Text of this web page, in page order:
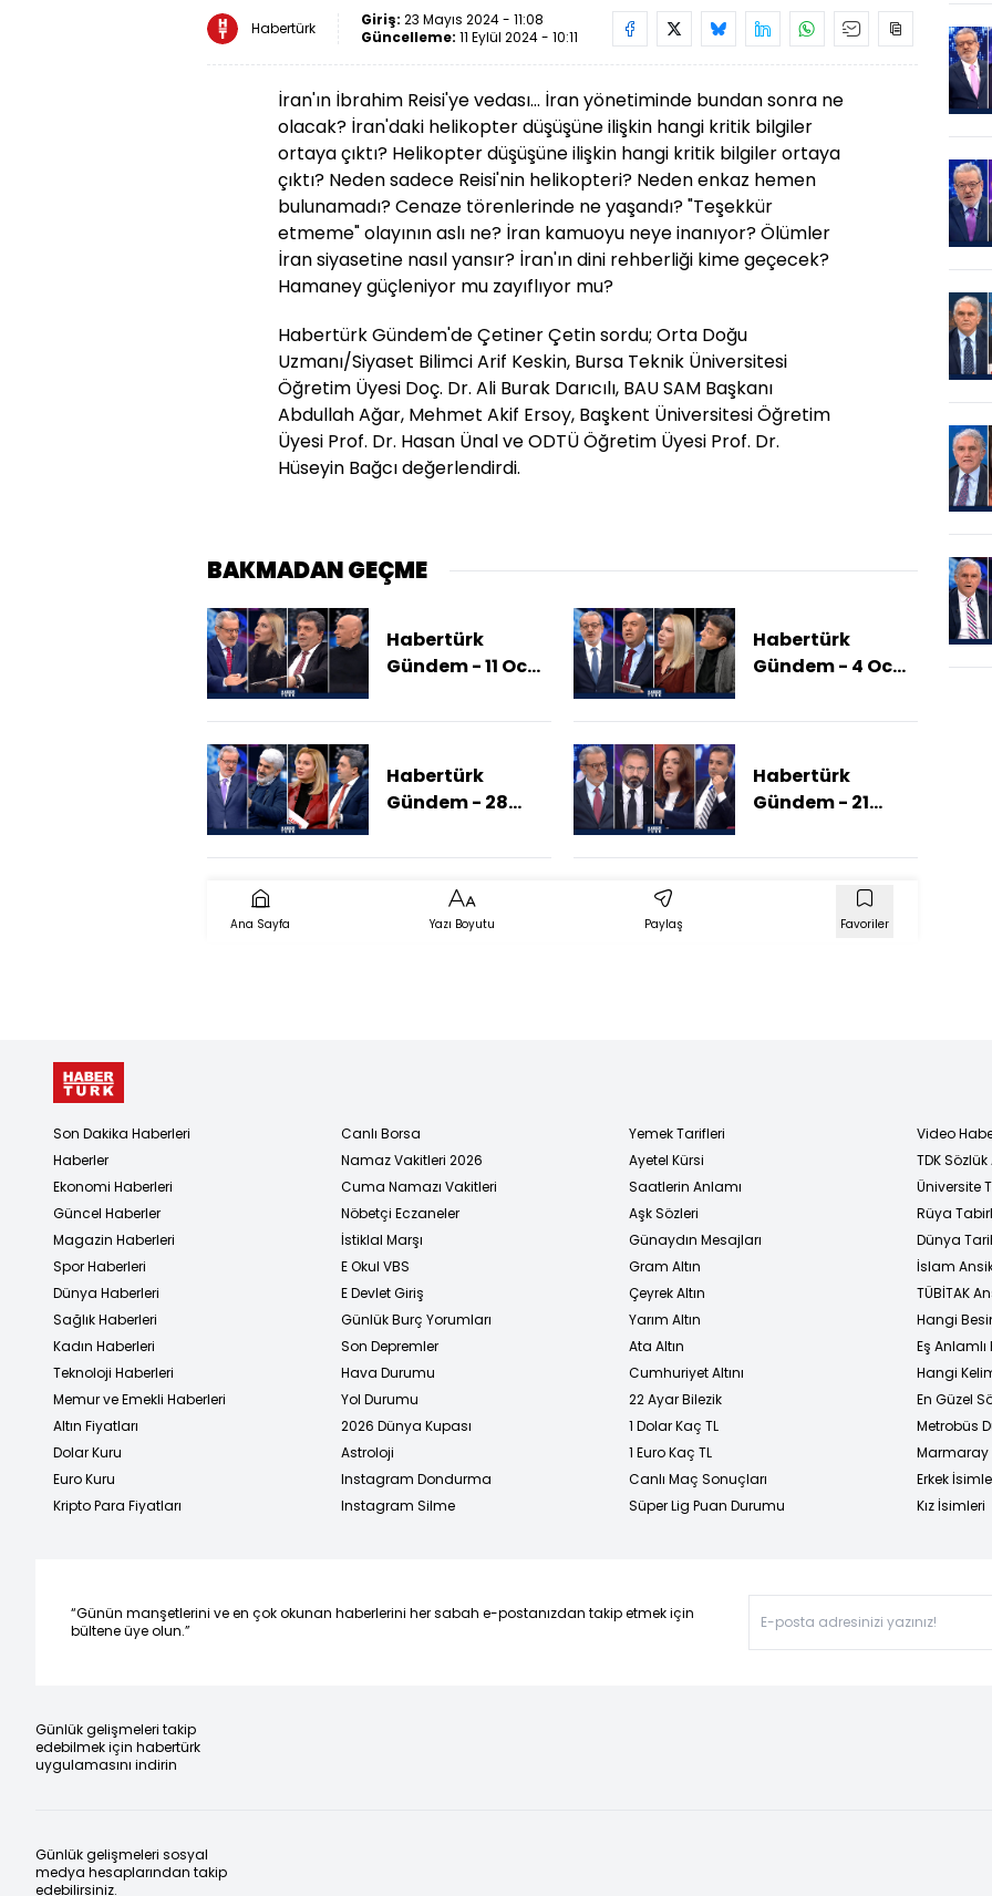
Habertürk Giriş: 23 Mayıs 2024 - 11:08
Güncelleme: 11 Eylül 2024 - 10:11
İran'ın İbrahim Reisi'ye vedası... İran yönetiminde bundan sonra ne
olacak? İran'daki helikopter düşüşüne ilişkin hangi kritik bilgiler
ortaya çıktı? Helikopter düşüşüne ilişkin hangi kritik bilgiler ortaya
çıktı? Neden sadece Reisi'nin helikopteri? Neden enkaz hemen
bulunamadı? Cenaze törenlerinde ne yaşandı? "Teşekkür
etmeme" olayının aslı ne? İran kamuoyu neye inanıyor? Ölümler
İran siyasetine nasıl yansır? İran'ın dini rehberliği kime geçecek?
Hamaney güçleniyor mu zayıflıyor mu?
Habertürk Gündem'de Çetiner Çetin sordu; Orta Doğu
Uzmanı/Siyaset Bilimci Arif Keskin, Bursa Teknik Üniversitesi
Öğretim Üyesi Doç. Dr. Ali Burak Darıcılı, BAU SAM Başkanı
Abdullah Ağar, Mehmet Akif Ersoy, Başkent Üniversitesi Öğretim
Üyesi Prof. Dr. Hasan Ünal ve ODTÜ Öğretim Üyesi Prof. Dr.
Hüseyin Bağcı değerlendirdi.
BAKMADAN GEÇME
Habertürk
Gündem - 11 Ocak
İsrail Düğmeye
Habertürk
Gündem - 4 Ocak
Listesinde
Habertürk
Gündem - 28
(Rusya
Saldırır Mı?)
Habertürk
Gündem - 21
(Umut Hakkı
Ana Sayfa Yazı Boyutu Paylaş Favoriler
Son Dakika Haberleri
Haberler
Ekonomi Haberleri
Güncel Haberler
Magazin Haberleri
Spor Haberleri
Dünya Haberleri
Sağlık Haberleri
Kadın Haberleri
Teknoloji Haberleri
Memur ve Emekli Haberleri
Altın Fiyatları
Dolar Kuru
Euro Kuru
Kripto Para Fiyatları
Canlı Borsa
Namaz Vakitleri 2026
Cuma Namazı Vakitleri
Nöbetçi Eczaneler
İstiklal Marşı
E Okul VBS
E Devlet Giriş
Günlük Burç Yorumları
Son Depremler
Hava Durumu
Yol Durumu
2026 Dünya Kupası
Astroloji
Instagram Dondurma
Instagram Silme
Yemek Tarifleri
Ayetel Kürsi
Saatlerin Anlamı
Aşk Sözleri
Günaydın Mesajları
Gram Altın
Çeyrek Altın
Yarım Altın
Ata Altın
Cumhuriyet Altını
22 Ayar Bilezik
1 Dolar Kaç TL
1 Euro Kaç TL
Canlı Maç Sonuçları
Süper Lig Puan Durumu
Video
TDK
Üniversite
Rüya
Dünya
İslam
TÜBİTAK
Hangi
Eş
Hangi
En Güzel
Metrobüs
Marmaray
Erkek
Kız İsimleri
“Günün manşetlerini ve en çok okunan haberlerini her sabah e-postanızdan takip etmek için
bültene üye olun.”
Günlük gelişmeleri takip
edebilmek için habertürk
uygulamasını indirin
Günlük gelişmeleri sosyal
medya hesaplarından takip
edebilirsiniz.